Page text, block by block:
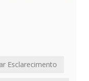
Esclarecimento